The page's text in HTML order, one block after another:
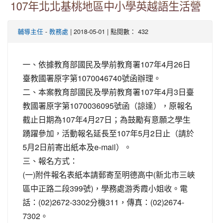
107年北北基桃地區中小學英越語生活營
輔導主任 - 教務處 | 2018-05-01 | 點閱數： 432
一、依據教育部國民及學前教育署107年4月26日
臺教國署原字第1070046740號函辦理。
二、本案教育部國民及學前教育署107年4月3日臺
教國署原字第1070036095號函（諒達），原報名
截止日期為107年4月27日；為鼓勵有意願之學生
踴躍參加，活動報名延長至107年5月2日止（請於
5月2日前寄出紙本及e-mail）。
三、報名方式：
(一)附件報名表紙本請郵寄至明德高中(新北市三峽
區中正路二段399號)，學務處游秀霞小姐收。電
話：(02)2672-3302分機311，傳真：(02)2674-
7302。